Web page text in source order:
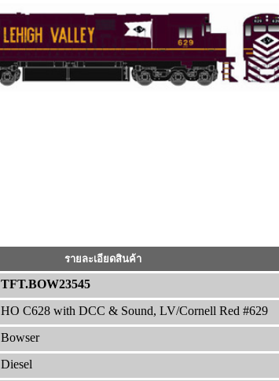
รายละเอียดสินค้า
TFT.BOW23545
HO C628 with DCC & Sound, LV/Cornell Red #629
Bowser
Diesel